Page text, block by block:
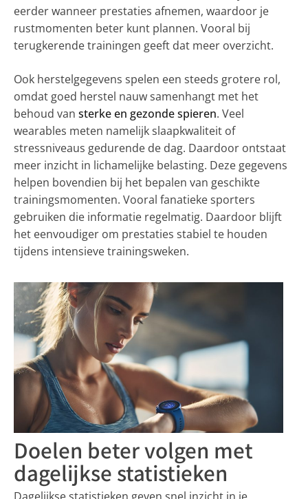
eerder wanneer prestaties afnemen, waardoor je
rustmomenten beter kunt plannen. Vooral bij
terugkerende trainingen geeft dat meer overzicht.
Ook herstelgegevens spelen een steeds grotere rol,
omdat goed herstel nauw samenhangt met het
behoud van sterke en gezonde spieren. Veel
wearables meten namelijk slaapkwaliteit of
stressniveaus gedurende de dag. Daardoor ontstaat
meer inzicht in lichamelijke belasting. Deze gegevens
helpen bovendien bij het bepalen van geschikte
trainingsmomenten. Vooral fanatieke sporters
gebruiken die informatie regelmatig. Daardoor blijft
het eenvoudiger om prestaties stabiel te houden
tijdens intensieve trainingsweken.
Doelen beter volgen met
dagelijkse statistieken
Dagelijkse statistieken geven snel inzicht in je